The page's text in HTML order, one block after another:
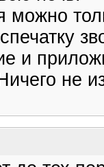
можно
и
не